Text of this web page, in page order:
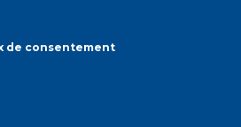
de consentement